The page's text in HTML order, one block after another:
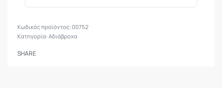
00752
Κατηγορία:Αδιάβροχα
SHARE